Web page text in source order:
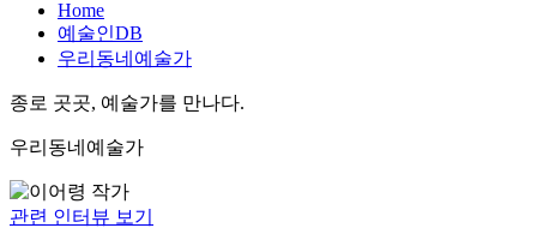
Home
예술인DB
우리동네예술가
종로 곳곳, 예술가를 만나다.
우리동네예술가
관련 인터뷰 보기